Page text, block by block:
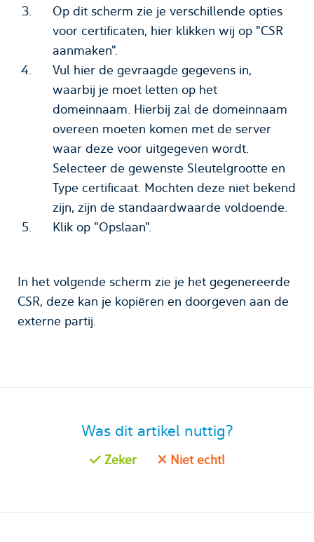
Op dit scherm zie je verschillende opties
voor certificaten, hier klikken wij op "CSR
aanmaken".
Vul hier de gevraagde gegevens in,
waarbij je moet letten op het
domeinnaam. Hierbij zal de domeinnaam
overeen moeten komen met de server
waar deze voor uitgegeven wordt.
Selecteer de gewenste Sleutelgrootte en
Type certificaat. Mochten deze niet bekend
zijn, zijn de standaardwaarde voldoende.
Klik op "Opslaan".
In het volgende scherm zie je het gegenereerde
CSR, deze kan je kopiëren en doorgeven aan de
externe partij.
Was dit artikel nuttig?
Zeker Niet echt!